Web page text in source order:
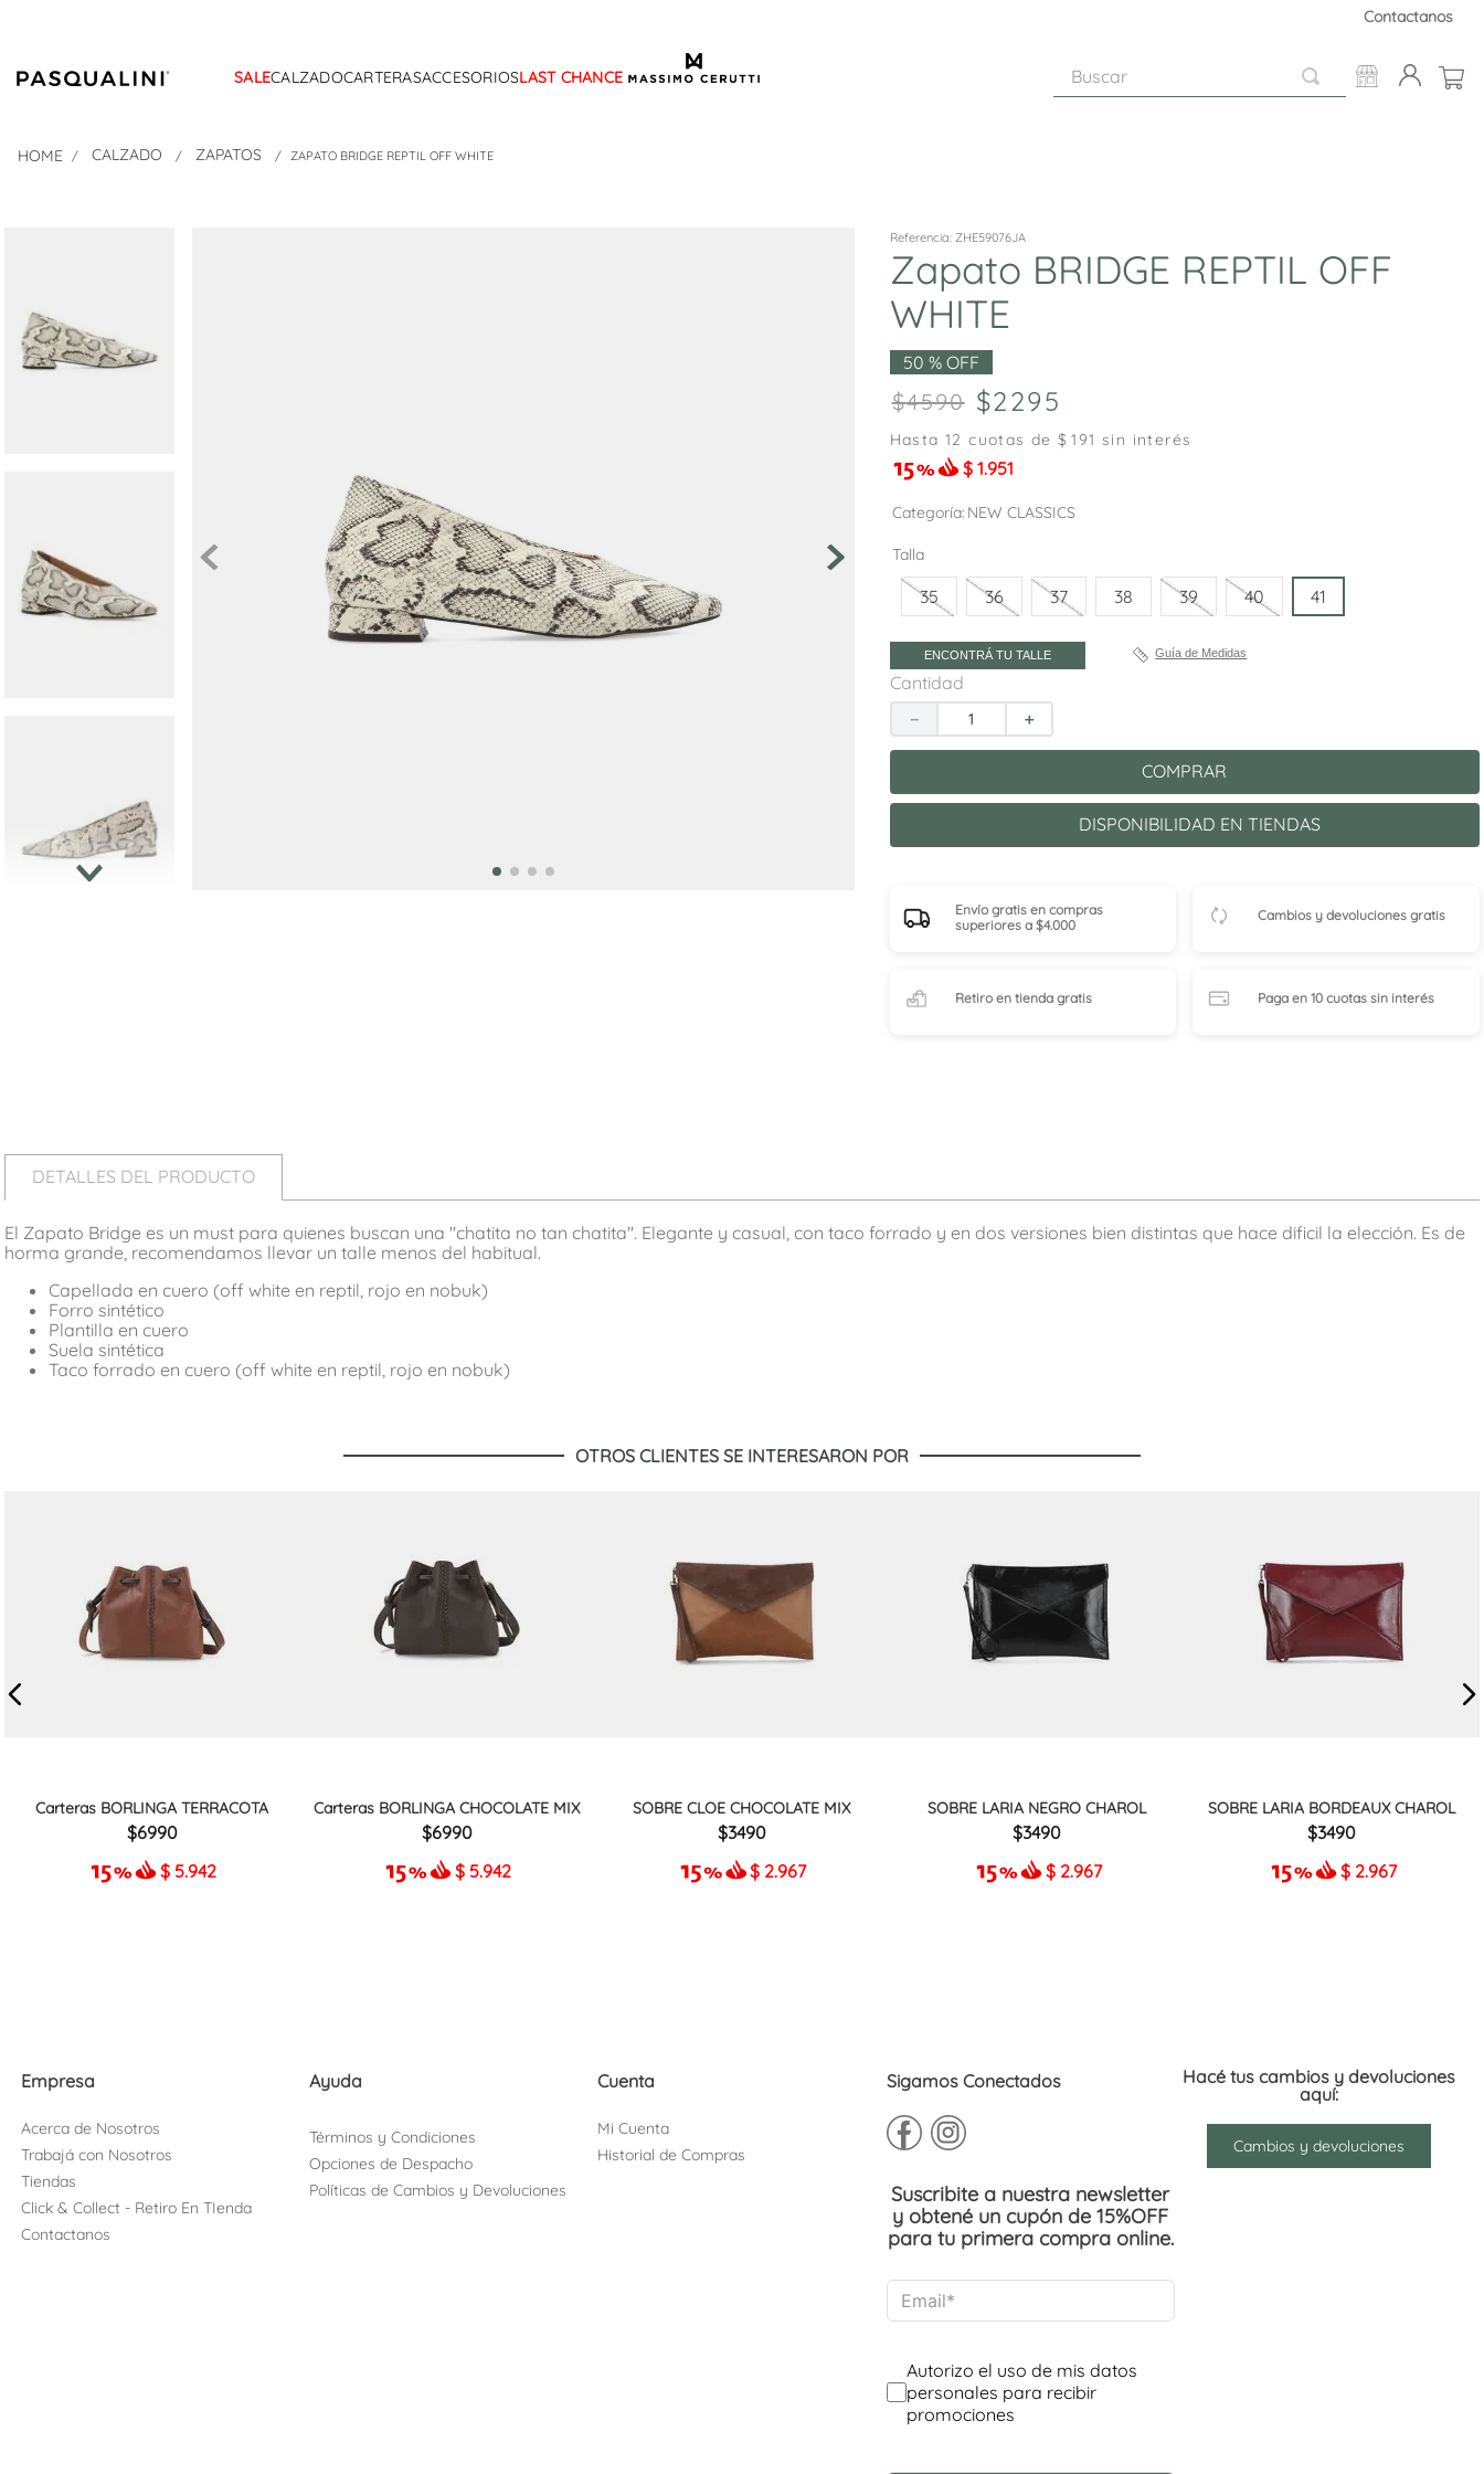
Contactanos
SALECALZADOCARTERASACCESORIOSLAST CHANCE
CALZADO ZAPATOS ZAPATO BRIDGE REPTIL OFF WHITE
Referencia: ZHE59076JA
Zapato BRIDGE REPTIL OFF
WHITE
50 % OFF
4590 2295
Hasta 12 cuotas de $ 191 sin interés
$ 1.951
Categoría NEW CLASSICS
Talla
35 36 37 38 39 40 41
ENCONTRÁ TU TALLE Guía de Medidas
Cantidad
＋
－
COMPRAR
DISPONIBILIDAD EN TIENDAS
Envío gratis en compras
superiores a $4.000
Cambios y devoluciones gratis
Retiro en tienda gratis Paga en 10 cuotassin interés
DETALLES DEL PRODUCTO
El Zapato Bridge es un must para quienes buscan una "chatita no tan chatita". Elegante y casual, con taco forrado y en dos versiones bien distintas que hace dificil la elección. Es de
horma grande, recomendamos llevar un talle menos del habitual.
Capellada en cuero (off white en reptil, rojo en nobuk)
Forro sintético
Plantilla en cuero
Suela sintética
Taco forrado en cuero (off white en reptil, rojo en nobuk)
OTROS CLIENTES SE INTERESARON POR
Carteras BORLINGA TERRACOTA
6990
$ 5.942
Carteras BORLINGA CHOCOLATE MIX
6990
$ 5.942
SOBRE CLOE CHOCOLATE MIX
3490
$ 2.967
SOBRE LARIA NEGRO CHAROL
3490
$ 2.967
SOBRE LARIA BORDEAUX CHAROL
3490
$ 2.967
Empresa
Acerca de Nosotros
Trabajá con Nosotros
Tiendas
Click & Collect - Retiro En TIenda
Contactanos
Ayuda
Términos y Condiciones
Opciones de Despacho
Políticas de Cambios y Devoluciones
Cuenta
Mi Cuenta
Historial de Compras
Sigamos Conectados
Suscribite a nuestra newsletter
y obtené un cupón de 15%OFF
para tu primera compra online.
Hacé tus cambios y devoluciones
aquí:
Cambios y devoluciones